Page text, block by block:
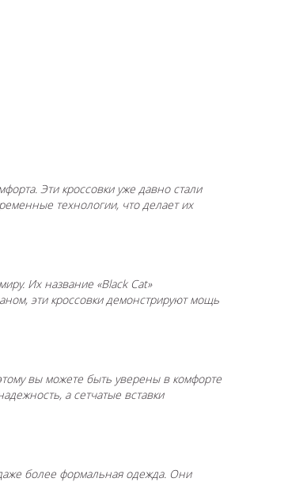
Эти кроссовки уже давно стали
технологии, что делает их
Их название «Black Cat»
эти кроссовки демонстрируют мощь
вы можете быть уверены в комфорте
а сетчатые вставки
более формальная одежда. Они